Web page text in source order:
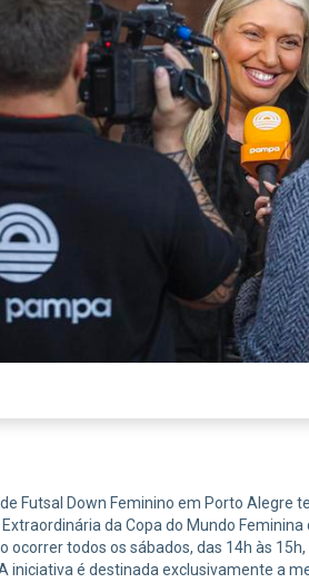
Futsal Down Feminino em Porto Alegre
da Copa do Mundo Feminina
ocorrer todos os sábados, das 14h às
iniciativa é destinada exclusivamente a